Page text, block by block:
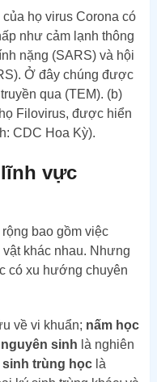
họ virus Corona có
như cảm lạnh thông
nặng (SARS) và hội
Ở đây chúng được
qua (TEM). (b)
Filovirus, được hiển
CDC Hoa Kỳ).
vực
bao gồm việc
khác nhau. Nhưng
có xu hướng chuyên
về vi khuẩn; nấm học
sinh là nghiên
sinh trùng họclà